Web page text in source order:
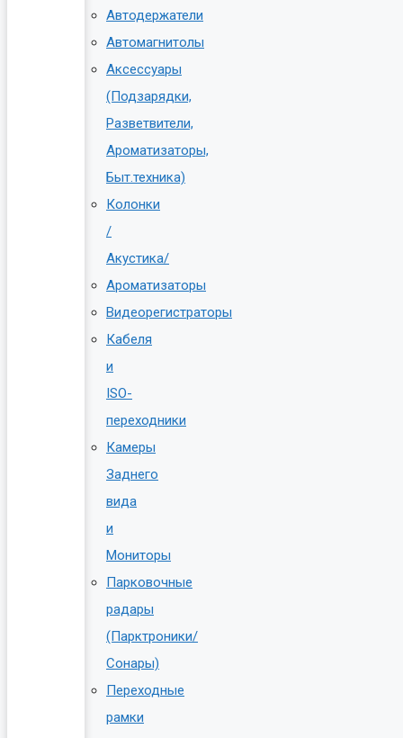
Автодержатели
Автомагнитолы
Аксессуары
(Подзарядки,
Разветвители,
Ароматизаторы,
Быт.техника)
Колонки
/
Акустика/
Ароматизаторы
Видеорегистраторы
Кабеля
и
ISO-
переходники
Камеры
Заднего
вида
и
Мониторы
Парковочные
радары
(Парктроники/
Сонары)
Переходные
рамки